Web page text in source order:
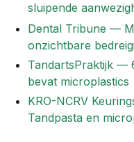
sluipende
Dental Tribune —
onzichtbare
TandartsPraktijk —
bevat microplastics
KRO-NCRV
Tandpasta en